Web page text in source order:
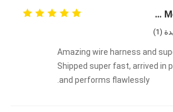
Carlos Mendoza
(1)
Amazing wire harness and
Shipped super fast, arrived in
and performs flawlessly.